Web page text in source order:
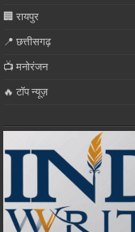
🏢 रायपुर
📍 छत्तीसगढ़
📺 मनोरंजन
🔥 टॉप न्यूज़